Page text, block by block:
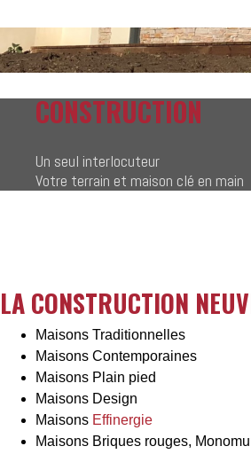
CONSTRUCTION
Un seul interlocuteur
Votre terrain et maison clé en main
LA CONSTRUCTION
Maisons Traditionnelles
Maisons Contemporaines
Maisons Plain pied
Maisons Design
Maisons Effinergie
Maisons Briques rouges,